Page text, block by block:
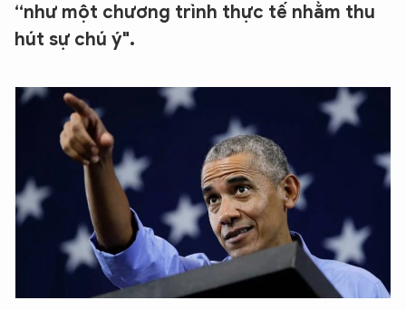
“như một chương trình thực tế nhằm thu
hút sự chú ý".